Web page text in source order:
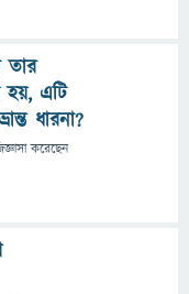
তার
হয়, এটি
ধারনা?
করেছেন